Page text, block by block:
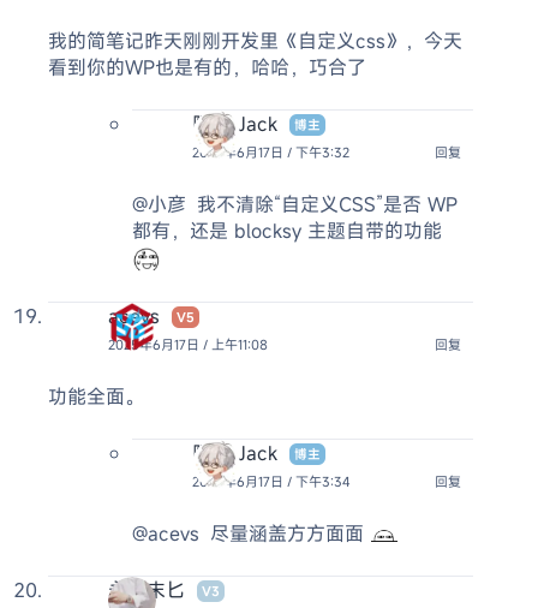
我的简笔记昨天刚刚开发里《自定义css》，今天
看到你的WP也是有的，哈哈，巧合了
阿杰 Jack
博主
2025年6月17日 / 下午3:32
回复
@小彦 我不清除“自定义CSS”是否 WP
都有，还是 blocksy 主题自带的功能
acevs
V5
2025年6月17日 / 上午11:08
回复
功能全面。
阿杰 Jack
博主
2025年6月17日 / 下午3:34
回复
@acevs 尽量涵盖方方面面
永恒末匕
V3